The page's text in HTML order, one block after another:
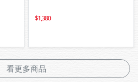
1,380
看更多商品